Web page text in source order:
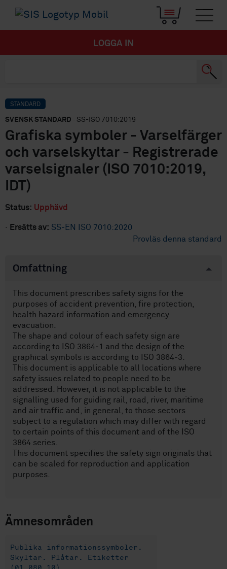
LOGGA IN
STANDARD
SVENSK STANDARD · SS-ISO 7010:2019
Grafiska symboler - Varselfärger
och varselskyltar - Registrerade
varselsignaler (ISO 7010:2019,
IDT)
Status: Upphävd
· Ersätts av: SS-EN ISO 7010:2020
Provläs denna standard
Omfattning
This document prescribes safety signs for the
purposes of accident prevention, fire protection,
health hazard information and emergency
evacuation.
The shape and colour of each safety sign are
according to ISO 3864‑1 and the design of the
graphical symbols is according to ISO 3864‑3.
This document is applicable to all locations where
safety issues related to people need to be
addressed. However, it is not applicable to the
signalling used for guiding rail, road, river, maritime
and air traffic and, in general, to those sectors
subject to a regulation which may differ with regard
to certain points of this document and of the ISO
3864 series.
This document specifies the safety sign originals that
can be scaled for reproduction and application
purposes.
Ämnesområden
Publika informationssymboler.
Skyltar. Plåtar. Etiketter